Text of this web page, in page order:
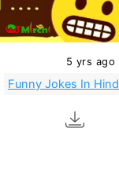
5 yrs ago
Funny Jokes In